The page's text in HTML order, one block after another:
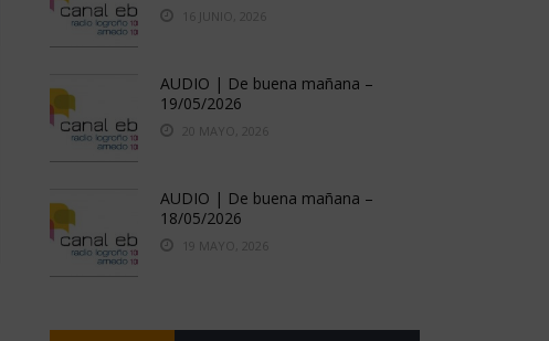
16 JUNIO, 2026
AUDIO | De buena mañana –
19/05/2026
20 MAYO, 2026
AUDIO | De buena mañana –
18/05/2026
19 MAYO, 2026